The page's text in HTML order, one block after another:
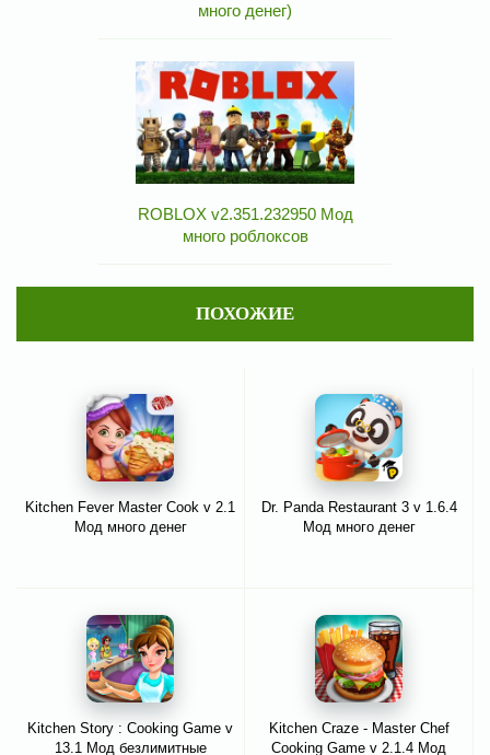
много денег)
ROBLOX v2.351.232950 Мод
много роблоксов
ПОХОЖИЕ
Kitchen Fever Master Cook v 2.1
Мод много денег
Dr. Panda Restaurant 3 v 1.6.4
Мод много денег
Kitchen Story : Cooking Game v
13.1 Мод безлимитные
Kitchen Craze - Master Chef
Cooking Game v 2.1.4 Мод